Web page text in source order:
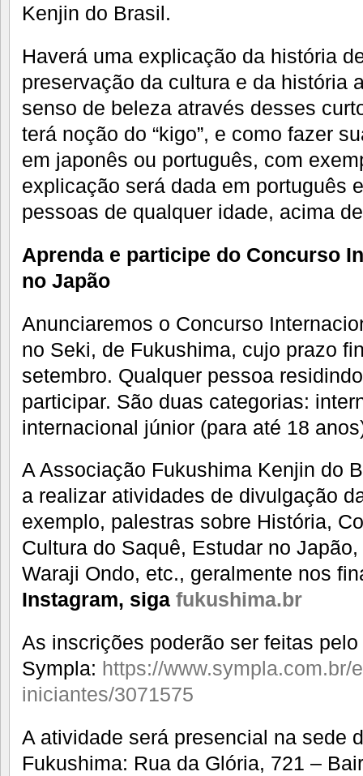
Kenjin do Brasil.
Haverá uma explicação da história
preservação da cultura e da história
senso de beleza através desses
terá noção do “kigo”, e como fazer
em japonês ou português, com
explicação será dada em português
pessoas de qualquer idade, acima
Aprenda e participe do Concurso
no Japão
Anunciaremos o Concurso
no Seki, de Fukushima, cujo prazo
setembro. Qualquer pessoa
participar. São duas categorias:
internacional júnior (para até 18
A Associação Fukushima Kenjin do
a realizar atividades de divulgação
exemplo, palestras sobre História,
Cultura do Saquê, Estudar no
Waraji Ondo, etc., geralmente nos
Instagram, siga fukushima.br
As inscrições poderão ser feitas pelo
Sympla: https://www.sympla.com.br/
iniciantes/3071575
A atividade será presencial na sede
Fukushima: Rua da Glória, 721 –